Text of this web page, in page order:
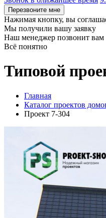
Перезвоните мне
Нажимая кнопку, вы
Мы получили вашу заявку
Наш менеджер позвонит вам
Всё понятно
Типовой
Главная
Каталог проектов
Проект 7-304